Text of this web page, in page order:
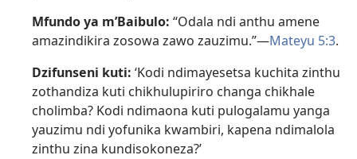
Mfundo ya m’Baibulo: “Odala ndi anthu amene
amazindikira zosowa zawo zauzimu.”​—Mateyu 5:3.
Dzifunseni kuti: ‘Kodi ndimayesetsa kuchita zinthu
zothandiza kuti chikhulupiriro changa chikhale
cholimba? Kodi ndimaona kuti pulogalamu yanga
yauzimu ndi yofunika kwambiri, kapena ndimalola
zinthu zina kundisokoneza?’